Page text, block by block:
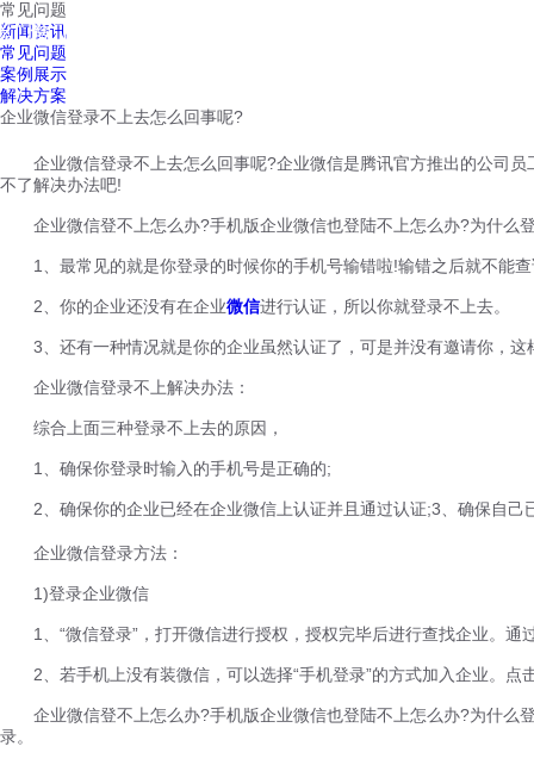
红鹰工作手机
常见问题
新闻资讯
常见问题
案例展示
解决方案
企业微信登录不上去怎么回事呢?
企业微信登录不上去怎么回事呢?企业微信是腾讯官方推出的公司员
不了解决办法吧!
企业微信登不上怎么办?手机版企业微信也登陆不上怎么办?为什么
1、最常见的就是你登录的时候你的手机号输错啦!输错之后就不能查
2、你的企业还没有在企业微信进行认证，所以你就登录不上去。
3、还有一种情况就是你的企业虽然认证了，可是并没有邀请你，这
企业微信登录不上解决办法：
综合上面三种登录不上去的原因，
1、确保你登录时输入的手机号是正确的;
2、确保你的企业已经在企业微信上认证并且通过认证;3、确保自己
企业微信登录方法：
1)登录企业微信
1、“微信登录”，打开微信进行授权，授权完毕后进行查找企业。通
2、若手机上没有装微信，可以选择“手机登录”的方式加入企业。点
企业微信登不上怎么办?手机版企业微信也登陆不上怎么办?为什么
录。